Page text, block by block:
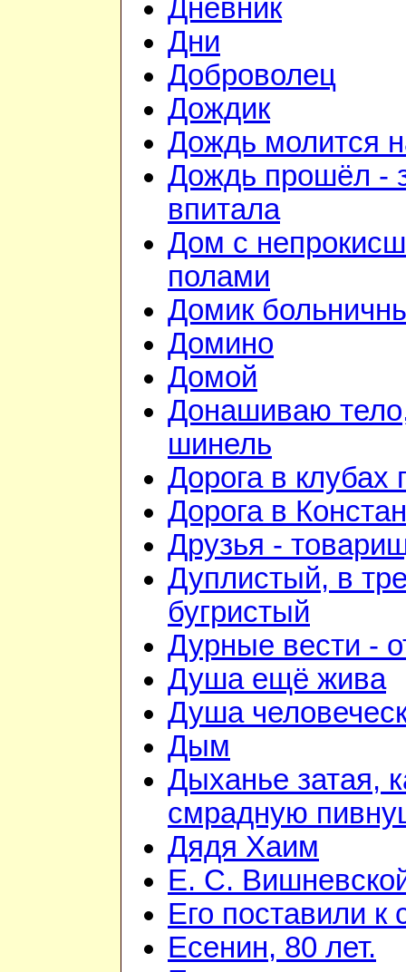
Дневник
Дни
Доброволец
Дождик
Дождь молится
Дождь прошёл -
впитала
Дом с
полами
Домик
Домино
Домой
Донашиваю
шинель
Дорога в клубах
Дорога в
Друзья -
Дуплистый, в
бугристый
Дурные вести -
Душа ещё жива
Душа
Дым
Дыханье затая,
смрадную
Дядя Хаим
Е. С.
Его поставили к
Есенин, 80 лет.